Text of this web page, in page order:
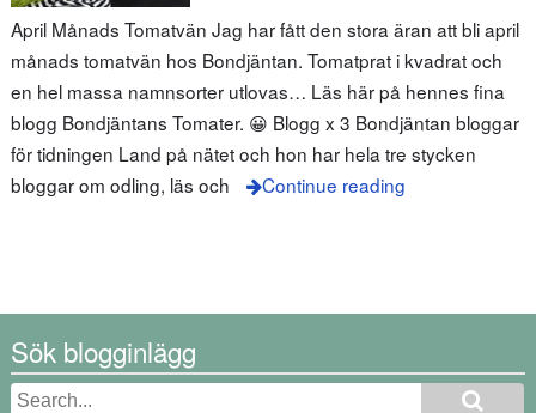
April Månads Tomatvän Jag har fått den stora äran att bli april
månads tomatvän hos Bondjäntan. Tomatprat i kvadrat och
en hel massa namnsorter utlovas… Läs här på hennes fina
blogg Bondjäntans Tomater. 😀 Blogg x 3 Bondjäntan bloggar
för tidningen Land på nätet och hon har hela tre stycken
bloggar om odling, läs och
Continue reading
Sök blogginlägg